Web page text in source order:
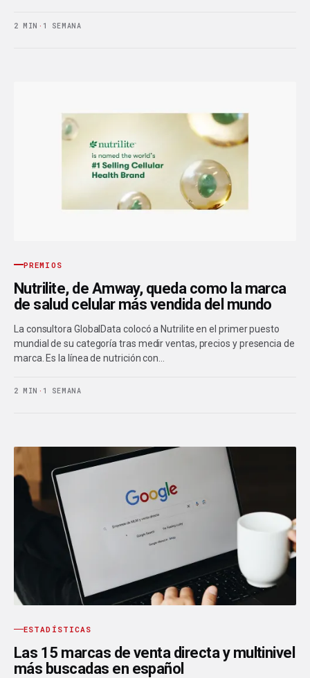
2 MIN · 1 SEMANA
PREMIOS
Nutrilite, de Amway, queda como la marca
de salud celular más vendida del mundo
La consultora GlobalData colocó a Nutrilite en el primer puesto
mundial de su categoría tras medir ventas, precios y presencia de
marca. Es la línea de nutrición con…
2 MIN · 1 SEMANA
ESTADÍSTICAS
Las 15 marcas de venta directa y multinivel
más buscadas en español